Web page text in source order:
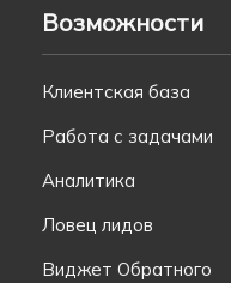
Возможности
Клиентская база
Работа с задачами
Аналитика
Ловец лидов
Виджет Обратного